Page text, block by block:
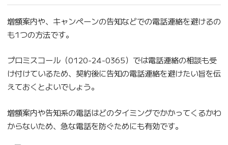
増額案内や、キャンペーンの告知などでの電話連絡を避けるの
も1つの方法です。
プロミスコール（0120-24-0365）では電話連絡の相談も受
け付けているため、契約後に告知の電話連絡を避けたい旨を伝
えておくとよいでしょう。
増額案内や告知系の電話はどのタイミングでかかってくるかわ
からないため、急な電話を防ぐためにも有効です。